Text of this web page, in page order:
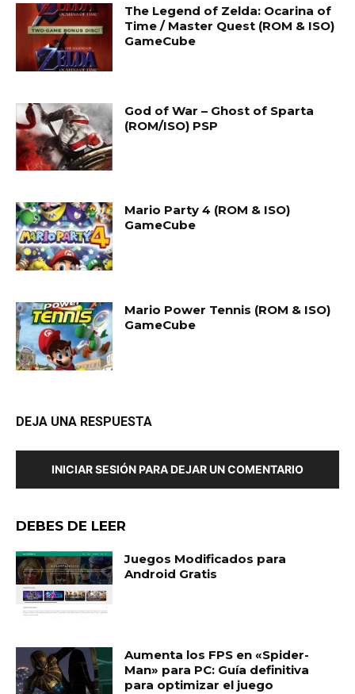
The Legend of Zelda: Ocarina of
Time / Master Quest (ROM & ISO)
GameCube
God of War – Ghost of Sparta
(ROM/ISO) PSP
Mario Party 4 (ROM & ISO)
GameCube
Mario Power Tennis (ROM & ISO)
GameCube
DEJA UNA RESPUESTA
INICIAR SESIÓN PARA DEJAR UN COMENTARIO
DEBES DE LEER
Juegos Modificados para
Android Gratis
Aumenta los FPS en «Spider-
Man» para PC: Guía definitiva
para optimizar el juego